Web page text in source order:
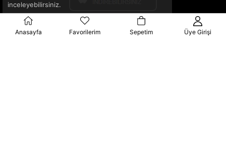
inceleyebilirsiniz.
Anasayfa Favorilerim Sepetim Üye Girişi